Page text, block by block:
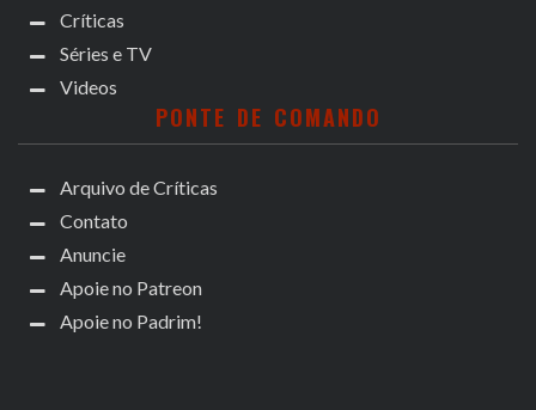
Críticas
Séries e TV
Videos
PONTE DE COMANDO
Arquivo de Críticas
Contato
Anuncie
Apoie no Patreon
Apoie no Padrim!